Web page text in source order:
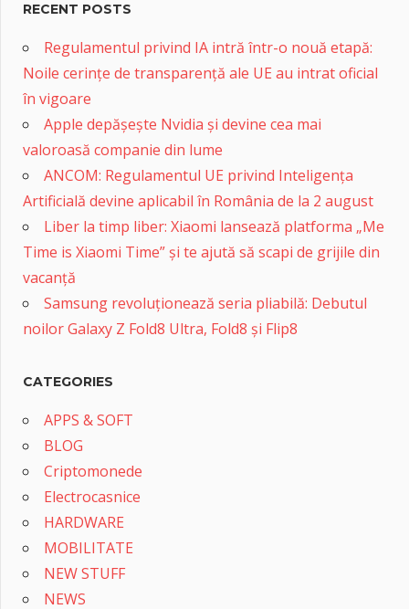
RECENT POSTS
Regulamentul privind IA intră într-o nouă etapă:
Noile cerințe de transparență ale UE au intrat oficial
în vigoare
Apple depășește Nvidia și devine cea mai
valoroasă companie din lume
ANCOM: Regulamentul UE privind Inteligența
Artificială devine aplicabil în România de la 2 august
Liber la timp liber: Xiaomi lansează platforma „Me
Time is Xiaomi Time” și te ajută să scapi de grijile din
vacanță
Samsung revoluționează seria pliabilă: Debutul
noilor Galaxy Z Fold8 Ultra, Fold8 și Flip8
CATEGORIES
APPS & SOFT
BLOG
Criptomonede
Electrocasnice
HARDWARE
MOBILITATE
NEW STUFF
NEWS